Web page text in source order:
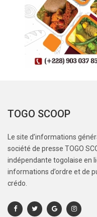
TOGO SCOOP
Le site d’informations
société de presse TOGO
indépendante togolaise en
informations d’ordre et de
crédo.